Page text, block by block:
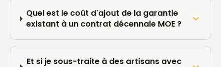
Quel est le coût d'ajout de la garantie
existant à un contrat décennale MOE ?
Et si je sous-traite à des artisans avec